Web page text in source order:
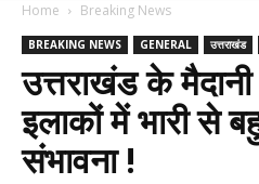
Home Breaking News
BREAKING NEWS GENERAL उत्तराखंड
उत्तराखंड के
इलाकों में भारी से
संभावना !